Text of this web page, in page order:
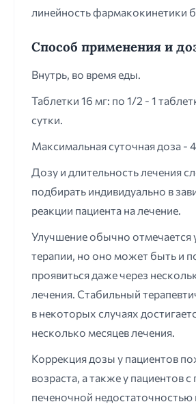
линейность фармакокинетики
Способ применения и
Внутрь, во время еды.
Таблетки 16 мг: по 1/2 - 1
сутки.
Максимальная суточная доза -
Дозу и длительность лечения
подбирать индивидуально в
реакции пациента на лечение.
Улучшение обычно отмечается
терапии, но оно может быть и
проявиться даже через
лечения. Стабильный
в некоторых случаях
несколько месяцев лечения.
Коррекция дозы у пациентов
возраста, а также у пациентов
печеночной недостаточностью